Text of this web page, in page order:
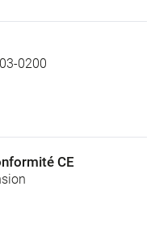
0200
CE